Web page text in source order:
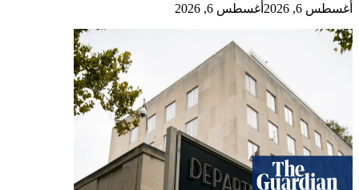
أغسطس 6, 2026 أغسطس 6, 2026